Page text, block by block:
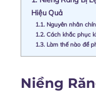
Hiệu Quả
1.1. Nguyên nhân
1.2. Cách khắc phục
1.3. Làm thế nào để
Niềng